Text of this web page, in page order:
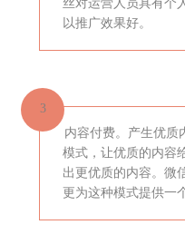
丝对运营人员具有个
以推广效果好。
3
内容付费。产生优质
模式，让优质的内容
出更优质的内容。微
更为这种模式提供一